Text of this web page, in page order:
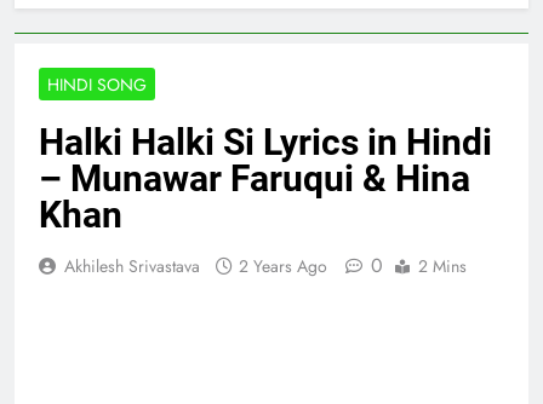
HINDI SONG
Halki Halki Si Lyrics in Hindi
– Munawar Faruqui & Hina
Khan
Akhilesh Srivastava 2 Years Ago 0 2 Mins